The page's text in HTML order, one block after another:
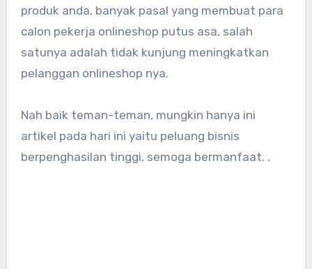
produk anda, banyak pasal yang membuat para
calon pekerja onlineshop putus asa, salah
satunya adalah tidak kunjung meningkatkan
pelanggan onlineshop nya.
Nah baik teman-teman, mungkin hanya ini
artikel pada hari ini yaitu peluang bisnis
berpenghasilan tinggi, semoga bermanfaat. .